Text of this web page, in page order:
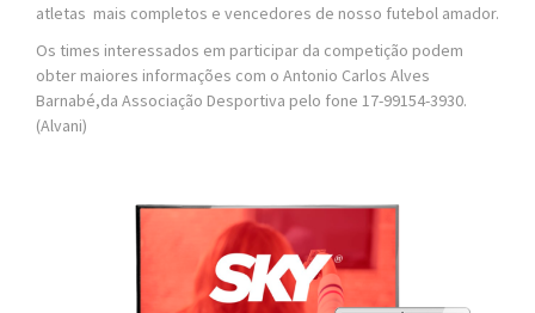
atletas mais completos e vencedores de nosso futebol amador.
Os times interessados em participar da competição podem
obter maiores informações com o Antonio Carlos Alves
Barnabé,da Associação Desportiva pelo fone 17-99154-3930.
(Alvani)